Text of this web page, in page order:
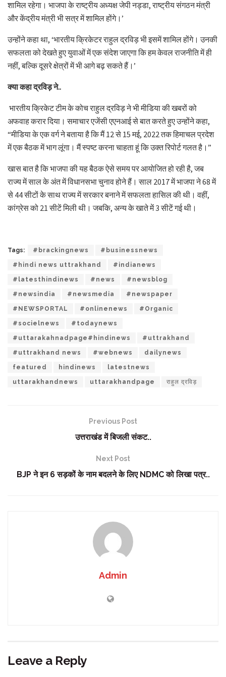
शामिल रहेगा। भाजपा के राष्ट्रीय अध्यक्ष जेपी नड्डा, राष्ट्रीय संगठन मंत्री
और केंद्रीय मंत्री भी सत्र में शामिल होंगे।’
उन्होंने कहा था, ‘भारतीय क्रिकेटर राहुल द्रविड़ भी इसमें शामिल होंगे। उनकी
सफलता को देखते हुए युवाओं में एक संदेश जाएगा कि हम केवल राजनीति में ही
नहीं, बल्कि दूसरे क्षेत्रों में भी आगे बढ़ सकते हैं।’
क्या कहा द्रविड़ ने..
भारतीय क्रिकेट टीम के कोच राहुल द्रविड़ ने भी मीडिया की खबरों को
अफवाह करार दिया। समाचार एजेंसी एएनआई से बात करते हुए उन्होंने कहा,
“मीडिया के एक वर्ग ने बताया है कि मैं 12 से 15 मई, 2022 तक हिमाचल प्रदेश
में एक बैठक में भाग लूंगा। मैं स्पष्ट करना चाहता हूं कि उक्त रिपोर्ट गलत है।”
खास बात है कि भाजपा की यह बैठक ऐसे समय पर आयोजित हो रही है, जब
राज्य में साल के अंत में विधानसभा चुनाव होने हैं। साल 2017 में भाजपा ने 68 में
से 44 सीटों के साथ राज्य में सरकार बनाने में सफलता हासिल की थी। वहीं,
कांग्रेस को 21 सीटें मिली थी। जबकि, अन्य के खाते में 3 सीटें गई थी।
Tags: #brackingnews #businessnews
#hindi news uttrakhand #indianews
#latesthindinews #news #newsblog
#newsindia #newsmedia #newspaper
#NEWSPORTAL #onlinenews #Organic
#socielnews #todaynews
#uttarakahnadpage#hindinews #uttrakhand
#uttrakhand news #webnews dailynews
featured hindinews latestnews
uttarakhandnews uttarakhandpage राहुल द्रविड़
Previous Post
उत्तराखंड में बिजली संकट..
Next Post
BJP ने इन 6 सड़कों के नाम बदलने के लिए NDMC को लिखा पत्र..
Admin
Leave a Reply